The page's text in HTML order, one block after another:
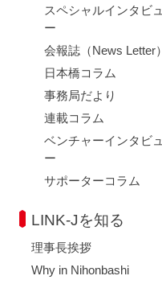
スペシャルインタビュ
ー
会報誌（News Letter）
日本橋コラム
事務局だより
連載コラム
ベンチャーインタビュ
ー
サポーターコラム
LINK-Jを知る
理事長挨拶
Why in Nihonbashi